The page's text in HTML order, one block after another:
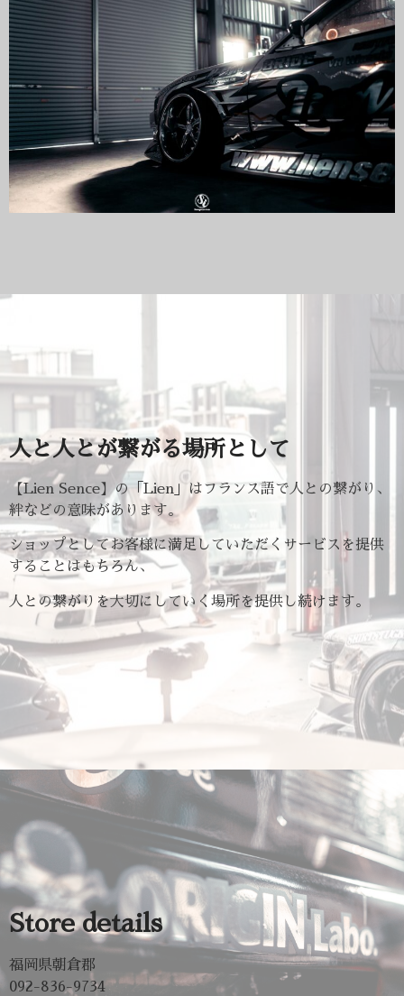
人と人とが繋がる場所として
【Lien Sence】の「Lien」はフランス語で人との繋がり、
絆などの意味があります。
ショップとしてお客様に満足していただくサービスを提供
することはもちろん、
人との繋がりを大切にしていく場所を提供し続けます。
Store details​
福岡県朝倉郡
092-836-9734